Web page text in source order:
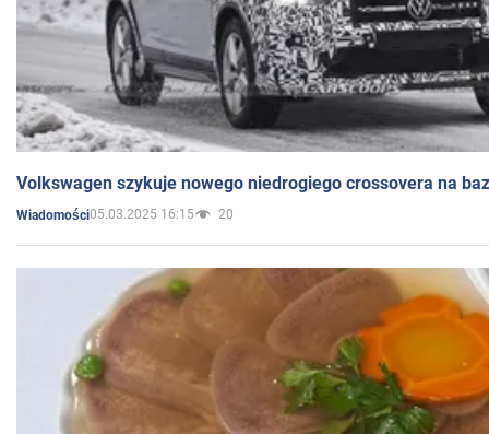
Volkswagen szykuje nowego niedrogiego crossovera na
Wiadomości05.03.2025 16:15 20